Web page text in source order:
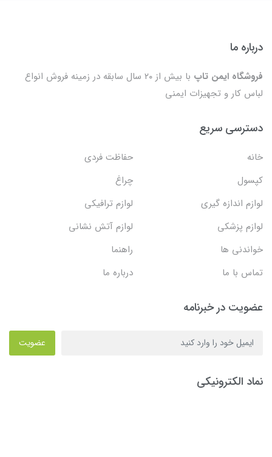
درباره ما
فروشگاه ایمن تاپ
با بیش از ۲۰ سال سابقه در زمینه فروش انواع
لباس کار و تجهیزات ایمنی
دسترسی سریع
خانه
حفاظت فردی
کپسول
چراغ
لوازم اندازه گیری
لوازم ترافیکی
لوازم پزشکی
لوازم آتش نشانی
خواندنی ها
راهنما
تماس با ما
درباره ما
عضویت در خبرنامه
عضویت
نماد الکترونیکی